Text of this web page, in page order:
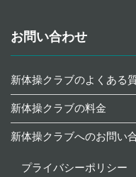
お問い合わせ
新体操クラブのよくある
新体操クラブの料金
新体操クラブへのお問い
プライバシーポリシー